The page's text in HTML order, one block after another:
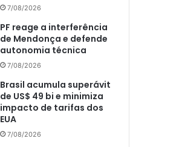
7/08/2026
PF reage a interferência
de Mendonça e defende
autonomia técnica
7/08/2026
Brasil acumula superávit
de US$ 49 bi e minimiza
impacto de tarifas dos
EUA
7/08/2026